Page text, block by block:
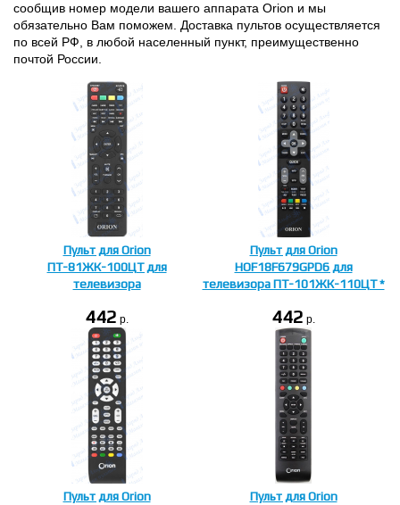
сообщив номер модели вашего аппарата Orion и мы
обязательно Вам поможем. Доставка пультов осуществляется
по всей РФ, в любой населенный пункт, преимущественно
почтой России.
Пульт для Orion
ПТ-81ЖК-100ЦТ для
телевизора
442 p.
Пульт для Orion
HOF18F679GPD6 для
телевизора ПТ-101ЖК-110ЦТ *
442 p.
Пульт для Orion
Пульт для Orion